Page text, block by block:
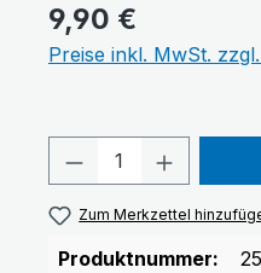
9,90 €
Preise inkl. MwSt.
Produkt
Zum Merkzettel
Produktnummer: